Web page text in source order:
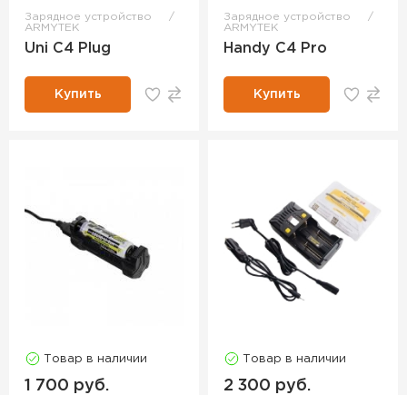
Зарядное устройство
ARMYTEK
Uni C4 Plug
Купить
Зарядное устройство
ARMYTEK
Handy C4 Pro
Купить
Товар в наличии
1 700 руб.
Товар в наличии
2 300 руб.